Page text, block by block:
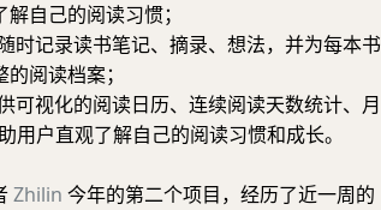
自己的阅读习惯；
时记录读书笔记、摘录、想法，并为每本书
阅读档案；
可视化的阅读日历、连续阅读天数统计、月
用户直观了解自己的阅读习惯和成长。
Zhilin 今年的第二个项目，经历了近一周的